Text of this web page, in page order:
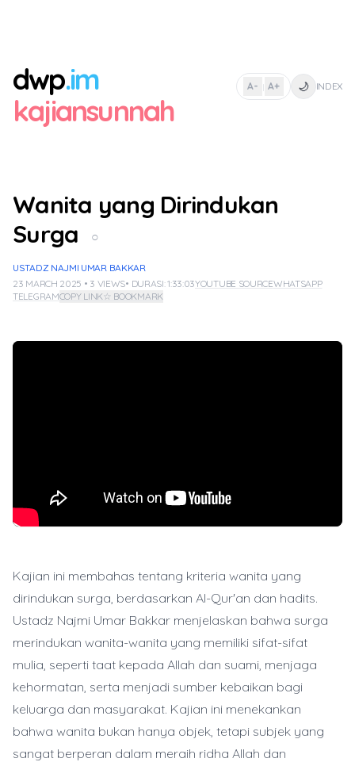
dwp.im
kajiansunnah
A- | A+ 🌙 INDEX
Wanita yang Dirindukan
Surga
○
USTADZ NAJMI UMAR BAKKAR
23 MARCH 2025 • 3 VIEWS• DURASI: 1:33:03YOUTUBE SOURCEWHATSAPP
TELEGRAMCOPY LINK☆ BOOKMARK
Kajian ini membahas tentang kriteria wanita yang
dirindukan surga, berdasarkan Al-Qur'an dan hadits.
Ustadz Najmi Umar Bakkar menjelaskan bahwa surga
merindukan wanita-wanita yang memiliki sifat-sifat
mulia, seperti taat kepada Allah dan suami, menjaga
kehormatan, serta menjadi sumber kebaikan bagi
keluarga dan masyarakat. Kajian ini menekankan
bahwa wanita bukan hanya objek, tetapi subjek yang
sangat berperan dalam meraih ridha Allah dan